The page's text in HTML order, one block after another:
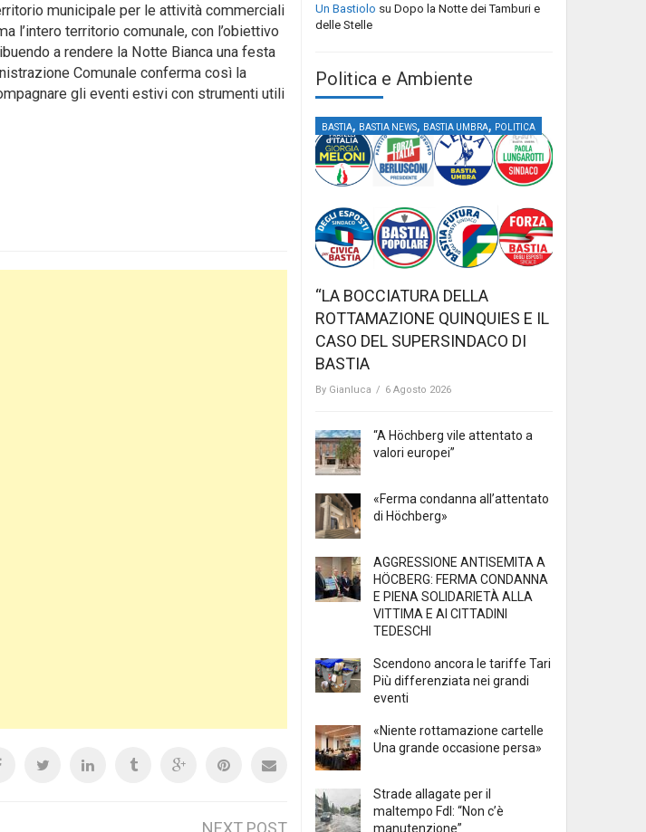
municipale per le attività commerciali
l’intero territorio comunale, con l’obiettivo
a rendere la Notte Bianca una festa
Comunale conferma così la
gli eventi estivi con strumenti utili
NEXT POST
Un Bastiolo su Dopo la Notte dei Tamburi e
delle Stelle
Politica e Ambiente
BASTIA, BASTIA NEWS, BASTIA UMBRA, POLITICA
“LA BOCCIATURA DELLA
ROTTAMAZIONE QUINQUIES E IL
CASO DEL SUPERSINDACO DI
BASTIA
By Gianluca / 6 Agosto 2026
“A Höchberg vile attentato a
valori europei”
«Ferma condanna all’attentato
di Höchberg»
AGGRESSIONE ANTISEMITA A
HÖCBERG: FERMA CONDANNA
E PIENA SOLIDARIETÀ ALLA
VITTIMA E AI CITTADINI
TEDESCHI
Scendono ancora le tariffe Tari
Più differenziata nei grandi
eventi
«Niente rottamazione cartelle
Una grande occasione persa»
Strade allagate per il
maltempo FdI: “Non c’è
manutenzione”